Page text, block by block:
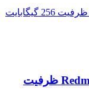
گوشی موبایل شیائومی Redmi Note 13Pro ظرفیت